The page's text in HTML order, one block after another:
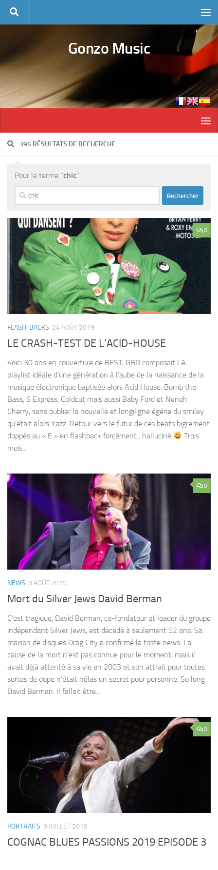
Skip to content
Gonzo Music
395 RÉSULTATS DE RECHERCHE
Pour le terme "chic".
Rechercher :
0
FLASH-BACKS 24 AOÛT 2019
LE CRASH-TEST DE L’ACID-HOUSE
Voici 30 ans en couverture de BEST, GBD composait LA
playlist idéale d’une génération à l’aube de la naissance de la
musique électronique baptisée alors Acid House. Bomb the
Bass, S Express, Coldcut mais aussi Baby Ford et Neneh
Cherry, sans oublier la nouvelle et longiligne égérie du smiley
qu’était alors Yazz. Retour vers le futur de ces beats bigrement
doppés au « E » en flashback forcément…halluciné
Trois
mois...
0
NEWS 8 AOÛT 2019
Mort du Silver Jews David Berman
C’est tragique, David Berman, co-fondateur et leader du groupe
indépendant Silver Jews, est décédé à seulement 52 ans. Sa
maison de disques Drag City a confirmé la triste news. La
cause de la mort n’est pas connue pour le moment, mais il
avait déjà attenté à sa vie en 2003 et son attrait pour toutes
sortes de dope n’était hélas un secret pour personne. So long
David Berman. Il fallait être...
0
PORTRAITS 9 JUILLET 2019
COGNAC BLUES PASSIONS 2019 EPISODE 3